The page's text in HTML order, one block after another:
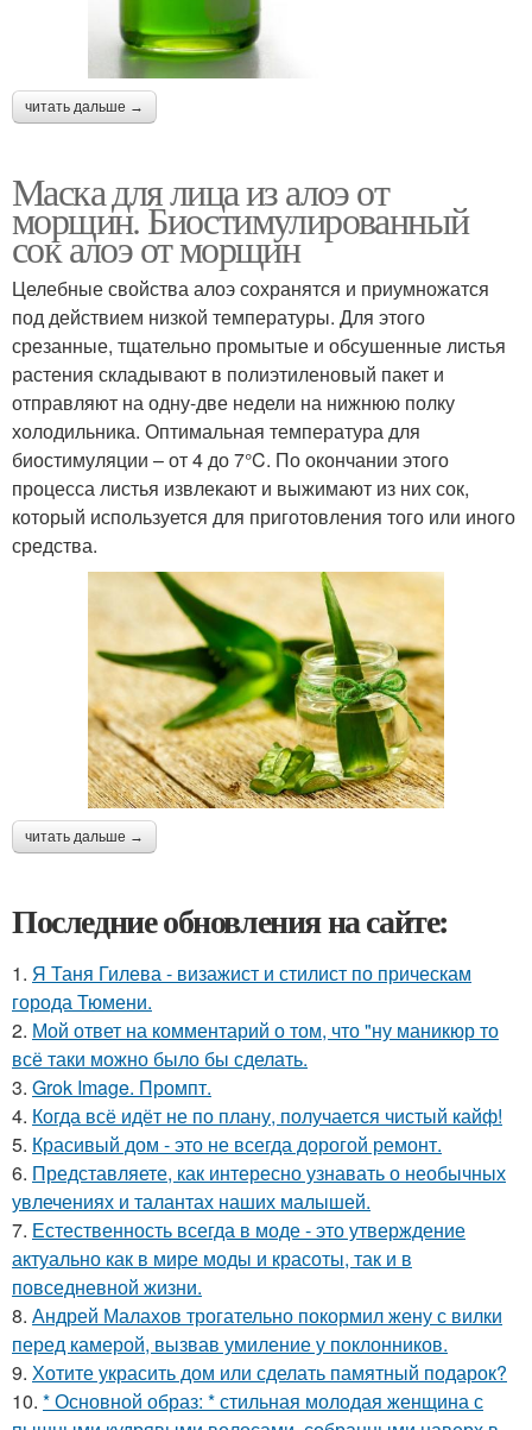
читать дальше →
Маска для лица из алоэ от
морщин. Биостимулированный
сок алоэ от морщин
Целебные свойства алоэ сохранятся и приумножатся
под действием низкой температуры. Для этого
срезанные, тщательно промытые и обсушенные листья
растения складывают в полиэтиленовый пакет и
отправляют на одну-две недели на нижнюю полку
холодильника. Оптимальная температура для
биостимуляции – от 4 до 7°C. По окончании этого
процесса листья извлекают и выжимают из них сок,
который используется для приготовления того или иного
средства.
читать дальше →
Последние обновления на сайте:
1. Я Таня Гилева - визажист и стилист по прическам
города Тюмени.
2. Мой ответ на комментарий о том, что "ну маникюр то
всё таки можно было бы сделать.
3. Grok Image. Промпт.
4. Когда всё идёт не по плану, получается чистый кайф!
5. Красивый дом - это не всегда дорогой ремонт.
6. Представляете, как интересно узнавать о необычных
увлечениях и талантах наших малышей.
7. Естественность всегда в моде - это утверждение
актуально как в мире моды и красоты, так и в
повседневной жизни.
8. Андрей Малахов трогательно покормил жену с вилки
перед камерой, вызвав умиление у поклонников.
9. Хотите украсить дом или сделать памятный подарок?
10. * Основной образ: * стильная молодая женщина с